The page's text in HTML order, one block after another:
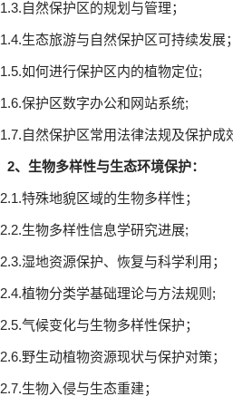
1.3.自然保护区的规划与管理；
1.4.生态旅游与自然保护区可持续发展；
1.5.如何进行保护区内的植物定位;
1.6.保护区数字办公和网站系统;
1.7.自然保护区常用法律法规及保护成
2、生物多样性与生态环境保护：
2.1.特殊地貌区域的生物多样性；
2.2.生物多样性信息学研究进展;
2.3.湿地资源保护、恢复与科学利用；
2.4.植物分类学基础理论与方法规则 ;
2.5.气候变化与生物多样性保护；
2.6.野生动植物资源现状与保护对策；
2.7.生物入侵与生态重建；